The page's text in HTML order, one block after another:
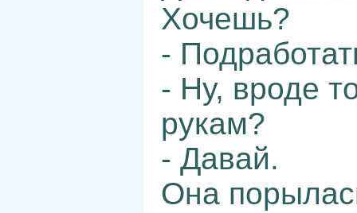
Хочешь?
-
- Ну, вроде
рукам?
- Давай.
Она